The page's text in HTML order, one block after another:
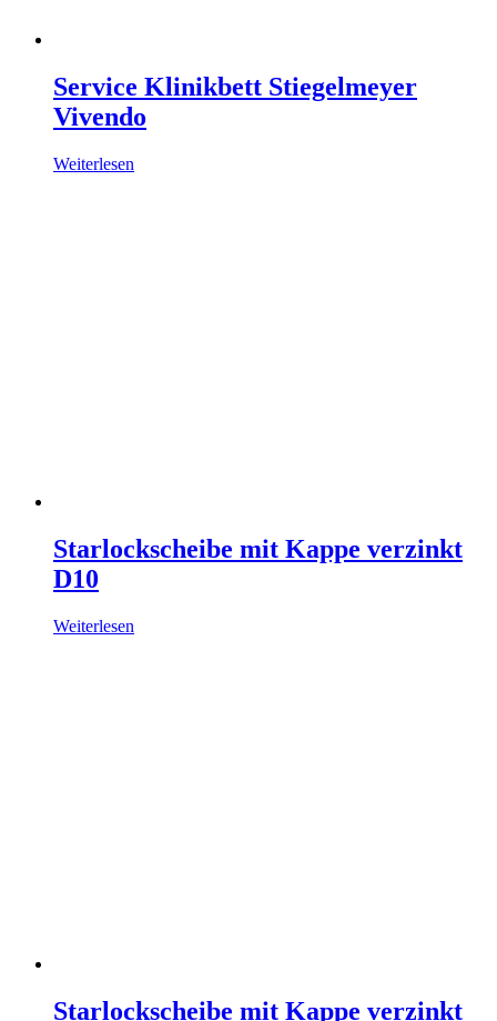
Service Klinikbett Stiegelmeyer
Vivendo
Weiterlesen
Starlockscheibe mit Kappe verzinkt
D10
Weiterlesen
Starlockscheibe mit Kappe verzinkt